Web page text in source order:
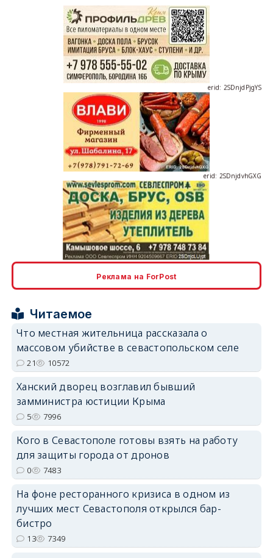
erid: 2SDnjdPjgYS
erid: 2SDnjdvhGXG
erid: 2SDnjdvhGXG
Реклама на ForPost
Читаемое
Что местная жительница рассказала о
массовом убийстве в севастопольском селе
21 10572
Ханский дворец возглавил бывший
замминистра юстиции Крыма
5 7996
Кого в Севастополе готовы взять на работу
для защиты города от дронов
0 7483
На фоне ресторанного кризиса в одном из
лучших мест Севастополя открылся бар-
бистро
13 7349